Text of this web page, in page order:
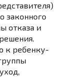
законного
отказа и
к ребенку-